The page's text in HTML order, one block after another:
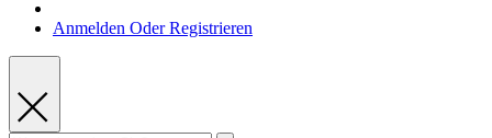
Anmelden Oder Registrieren